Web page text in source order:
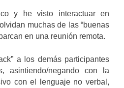
y he visto interactuar en
muchas de las “buenas
en una reunión remota.
a los demás participantes
asintiendo/negando con la
con el lenguaje no verbal,